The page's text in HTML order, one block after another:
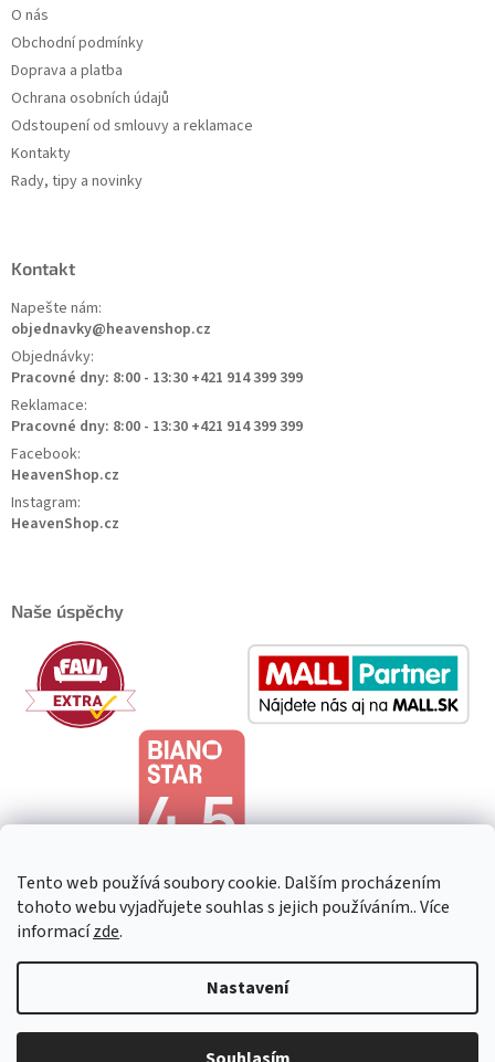
Tento web používá soubory cookie. Dalším procházením
tohoto webu vyjadřujete souhlas s jejich používáním.. Více
informacízde.
Nastavení
O nás
Obchodní podmínky
Doprava a platba
Ochrana osobních údajů
Odstoupení od smlouvy a reklamace
Kontakty
Rady, tipy a novinky
Kontakt
Napešte nám:
objednavky@heavenshop.cz
Objednávky:
Pracovné dny: 8:00 - 13:30 +421 914 399 399
Reklamace:
Pracovné dny: 8:00 - 13:30 +421 914 399 399
Facebook:
HeavenShop.cz
Instagram:
HeavenShop.cz
Naše úspěchy
HeavenShop. Všechna práva vyhrazena.